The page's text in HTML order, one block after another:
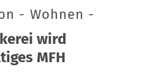
- Wohnen -
wird
MFH